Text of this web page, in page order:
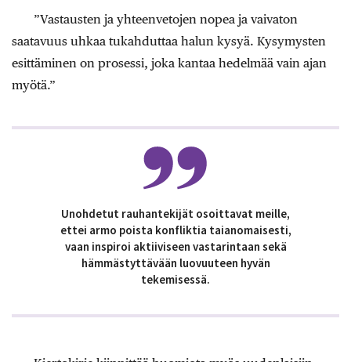
”Vastausten ja yhteenvetojen nopea ja vaivaton
saatavuus uhkaa tukahduttaa halun kysyä. Kysymysten
esittäminen on prosessi, joka kantaa hedelmää vain ajan
myötä.”
Unohdetut rauhantekijät osoittavat meille,
ettei armo poista konfliktia taianomaisesti,
vaan inspiroi aktiiviseen vastarintaan sekä
hämmästyttävään luovuuteen hyvän
tekemisessä.